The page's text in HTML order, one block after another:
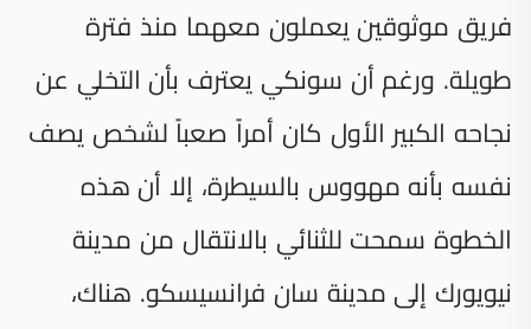
فريق موثوقين يعملون معهما منذ فترة
طويلة. ورغم أن سونكي يعترف بأن التخلي عن
نجاحه الكبير الأول كان أمراً صعباً لشخص يصف
نفسه بأنه مهووس بالسيطرة، إلا أن هذه
الخطوة سمحت للثنائي بالانتقال من مدينة
نيويورك إلى مدينة سان فرانسيسكو. هناك،